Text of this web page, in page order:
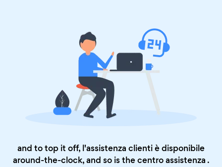
and to top it off, l'assistenza clienti è disponibile
around-the-clock, and so is thecentro assistenza .